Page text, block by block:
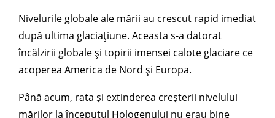
Nivelurile globale ale mării au crescut rapid imediat
după ultima glaciațiune. Aceasta s-a datorat
încălzirii globale și topirii imensei calote glaciare ce
acoperea America de Nord și Europa.
Până acum, rata și extinderea creșterii nivelului
mărilor la începutul Hologenului nu erau bine